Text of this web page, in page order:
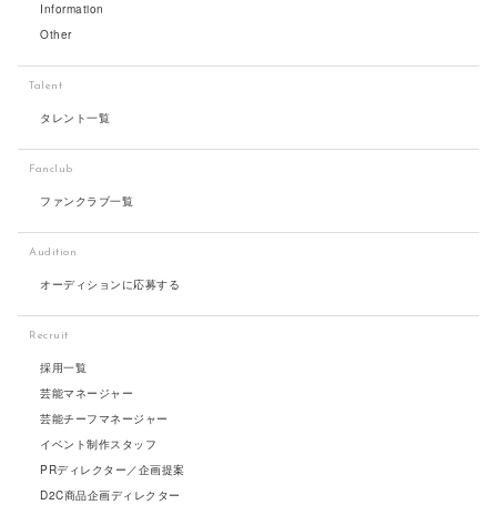
Information
Other
Talent
タレント一覧
Fanclub
ファンクラブ一覧
Audition
オーディションに応募する
Recruit
採用一覧
芸能マネージャー
芸能チーフマネージャー
イベント制作スタッフ
PRディレクター／企画提案
D2C商品企画ディレクター